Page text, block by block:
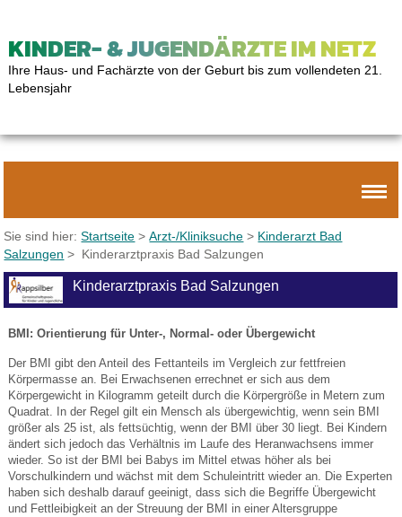
KINDER- & JUGENDÄRZTE IM NETZ
Ihre Haus- und Fachärzte von der Geburt bis zum vollendeten 21.
Lebensjahr
Sie sind hier:Startseite >Arzt-/Kliniksuche > Kinderarzt Bad
Salzungen > Kinderarztpraxis Bad Salzungen
Kinderarztpraxis Bad Salzungen
BMI: Orientierung für Unter-, Normal- oder Übergewicht
Der BMI gibt den Anteil des Fettanteils im Vergleich zur fettfreien
Körpermasse an. Bei Erwachsenen errechnet er sich aus dem
Körpergewicht in Kilogramm geteilt durch die Körpergröße in Metern zum
Quadrat. In der Regel gilt ein Mensch als übergewichtig, wenn sein BMI
größer als 25 ist, als fettsüchtig, wenn der BMI über 30 liegt. Bei Kindern
ändert sich jedoch das Verhältnis im Laufe des Heranwachsens immer
wieder. So ist der BMI bei Babys im Mittel etwas höher als bei
Vorschulkindern und wächst mit dem Schuleintritt wieder an. Die Experten
haben sich deshalb darauf geeinigt, dass sich die Begriffe Übergewicht
und Fettleibigkeit an der Streuung der BMI in einer Altersgruppe